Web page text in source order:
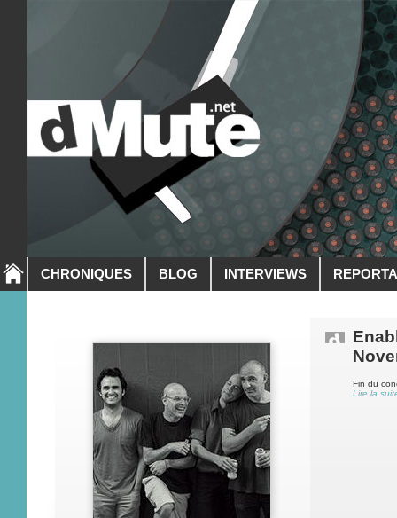
CHRONIQUES BLOG INTERVIEWS
Fin du
Lire la